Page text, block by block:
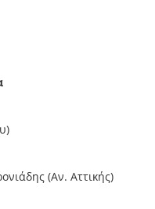
(Αν. Αττικής)